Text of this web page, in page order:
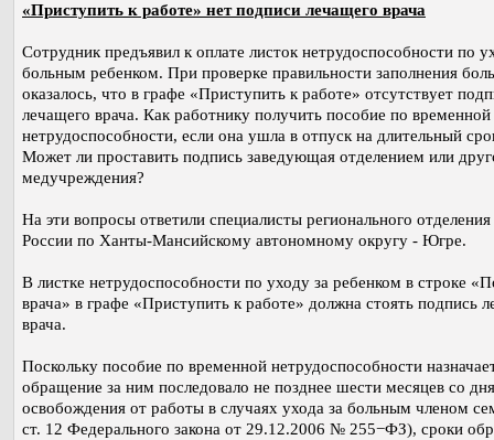
«Приступить к работе» нет подписи лечащего врача
Сотрудник предъявил к оплате листок нетрудоспособности по
больным ребенком. При проверке правильности заполнения
оказалось, что в графе «Приступить к работе» отсутствует
лечащего врача. Как работнику получить пособие по временной
нетрудоспособности, если она ушла в отпуск на длительный
Может ли проставить подпись заведующая отделением или
медучреждения?
На эти вопросы ответили специалисты регионального
России по Ханты-Мансийскому автономному округу - Югре.
В листке нетрудоспособности по уходу за ребенком в строке
врача» в графе «Приступить к работе» должна стоять подпись
врача.
Поскольку пособие по временной нетрудоспособности
обращение за ним последовало не позднее шести месяцев со дня
освобождения от работы в случаях ухода за больным членом
ст. 12 Федерального закона от 29.12.2006 № 255−ФЗ), сроки